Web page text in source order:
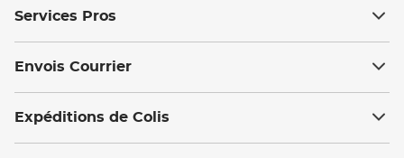
Services Pros
Envois Courrier
Expéditions de Colis